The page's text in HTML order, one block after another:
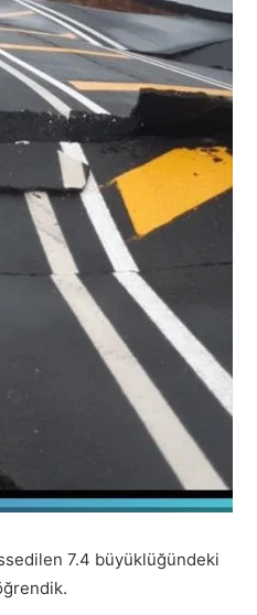
7.4 büyüklüğündeki
varisi ortaya çıxdı –
nəticəsi ilə ÖZƏL